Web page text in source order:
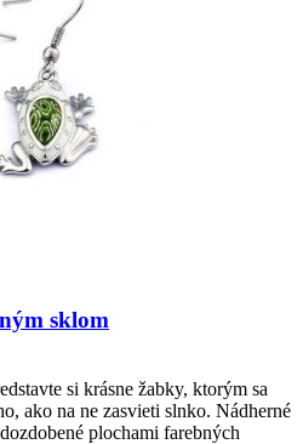
sklom
si krásne žabky, ktorým sa
ako na ne zasvieti slnko. Nádherné
plochami farebných